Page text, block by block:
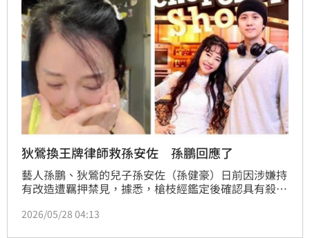
狄鶯換王牌律師救孫安佐 孫鵬回應了
藝人孫鵬、狄鶯的兒子孫安佐（孫健豪）日前因涉嫌持
有改造遭羈押禁見，據悉，槍枝經鑑定後確認具有殺傷
年以上、10年以下有期徒刑。而孫家也緊急委任律師翁
2026/05/28 04:13